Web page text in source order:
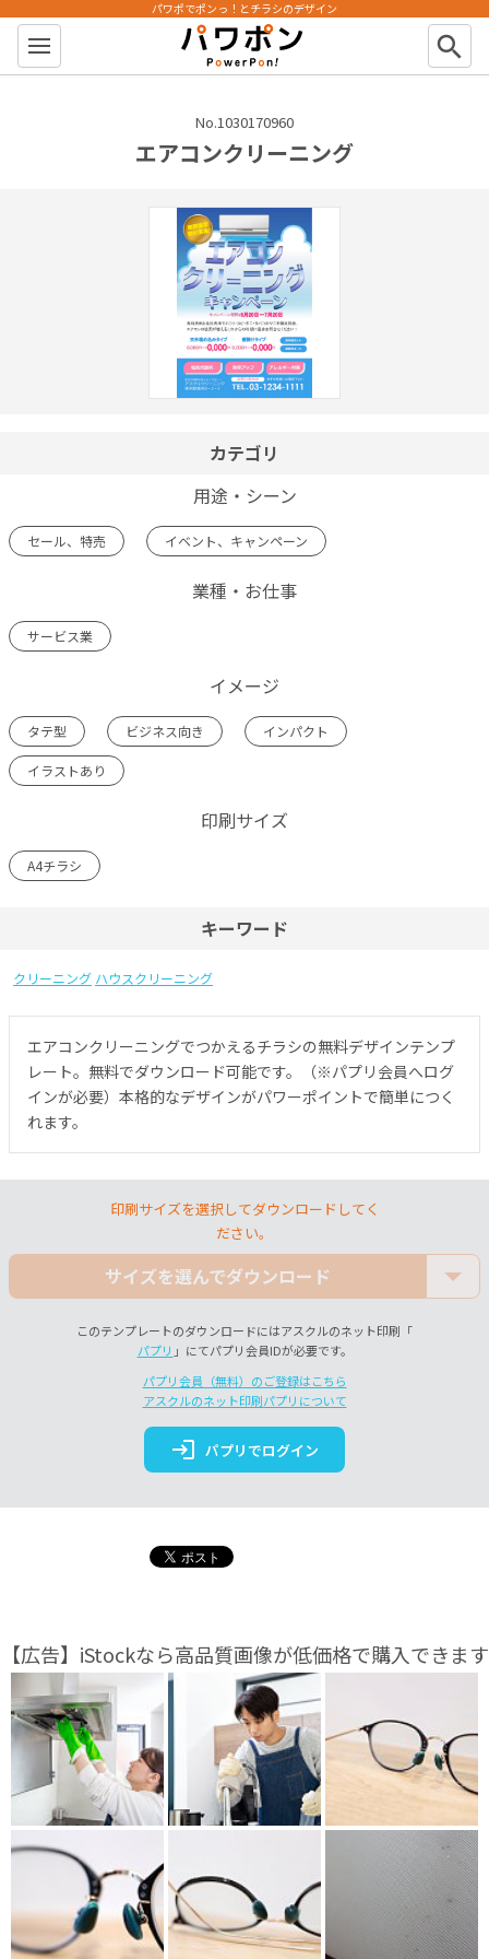
パワポン
パワポでポンっ！とチラシのデザイン
search
No.1030170960
エアコンクリーニング
カテゴリ
用途・シーン
セール、特売 イベント、キャンペーン
業種・お仕事
サービス業
イメージ
タテ型 ビジネス向き インパクト
イラストあり
印刷サイズ
A4チラシ
キーワード
クリーニング ハウスクリーニング
エアコンクリーニングでつかえるチラシの無料デザインテンプ
レート。無料でダウンロード可能です。（※パプリ会員へログ
インが必要）本格的なデザインがパワーポイントで簡単につく
れます。
印刷サイズを選択してダウンロードしてく
ださい。
サイズを選んでダウンロード
このテンプレートのダウンロードにはアスクルのネット印刷「
パプリ 」にてパプリ会員IDが必要です。
パプリ会員（無料）のご登録はこちら
アスクルのネット印刷パプリについて
login パプリでログイン
【広告】iStockなら高品質画像が低価格で購入できます